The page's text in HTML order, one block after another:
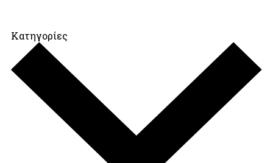
Κατηγορίες